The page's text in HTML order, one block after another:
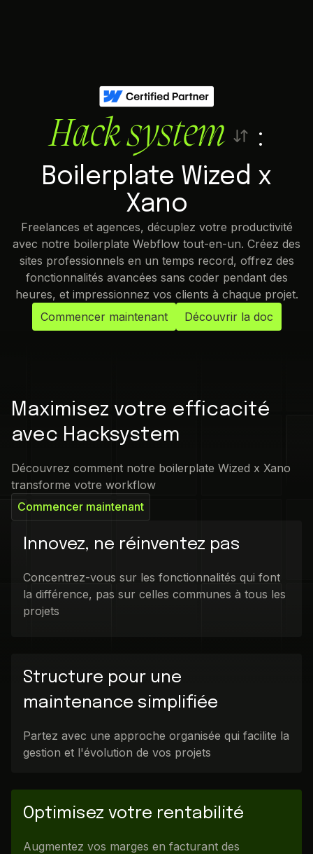
Hack system
:
Boilerplate Wized x
Xano
Freelances et agences, décuplez votre productivité
avec notre boilerplate Webflow tout-en-un. Créez des
sites professionnels en un temps record, offrez des
fonctionnalités avancées sans coder pendant des
heures, et impressionnez vos clients à chaque projet.
Commencer maintenant
Découvrir la doc
Maximisez votre efficacité
avec Hacksystem
Découvrez comment notre boilerplate Wized x Xano
transforme votre workflow
Commencer maintenant
Innovez, ne réinventez pas
Concentrez-vous sur les fonctionnalités qui font
la différence, pas sur celles communes à tous les
projets
Structure pour une
maintenance simplifiée
Partez avec une approche organisée qui facilite la
gestion et l'évolution de vos projets
Optimisez votre rentabilité
Augmentez vos marges en facturant des